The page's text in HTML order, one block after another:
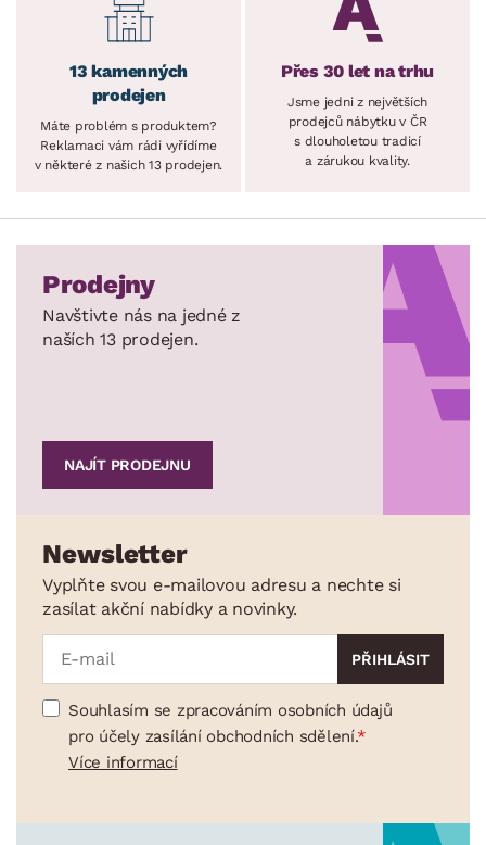
13 kamenných
prodejen
Máte problém s produktem?
Reklamaci vám rádi vyřídíme
v některé z našich 13 prodejen.
Přes 30 let na trhu
Jsme jedni z největších
prodejců nábytku v ČR
s dlouholetou tradicí
a zárukou kvality.
Prodejny
Navštivte nás na jedné z
naších 13 prodejen.
NAJÍT PRODEJNU
Newsletter
Vyplňte svou e-mailovou adresu a nechte si
zasílat akční nabídky a novinky.
Souhlasím se zpracováním osobních údajů
pro účely zasílání obchodních sdělení.
Více informací